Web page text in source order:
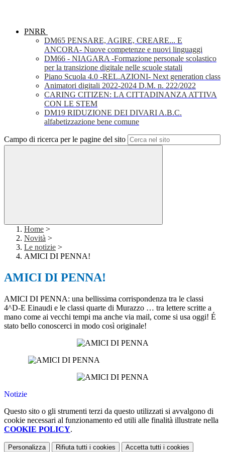
PNRR
DM65 PENSARE, AGIRE, CREARE... E
ANCORA- Nuove competenze e nuovi linguaggi
DM66 - NIAGARA -Formazione personale scolastico
per la transizione digitale nelle scuole statali
Piano Scuola 4.0 -REL.AZIONI- Next generation class
Animatori digitali 2022-2024 D.M. n. 222/2022
CARING CITIZEN: LA CITTADINANZA ATTIVA
CON LE STEM
DM19 RIDUZIONE DEI DIVARI A.B.C.
alfabetizzazione bene comune
Campo di ricerca per le pagine del sito
Home >
Novità >
Le notizie >
AMICI DI PENNA!
AMICI DI PENNA!
AMICI DI PENNA: una bellissima corrispondenza tra le classi
4^D-E Einaudi e le classi quarte di Murazzo … tra lettere scritte a
mano come ai vecchi tempi ma anche via mail, come si usa oggi! É
stato bello conoscerci in modo così originale!
Notizie
Questo sito o gli strumenti terzi da questo utilizzati si avvalgono di
cookie necessari al funzionamento ed utili alle finalità illustrate nella
COOKIE POLICY.
Personalizza Rifiuta tutti i cookies Accetta tutti i cookies